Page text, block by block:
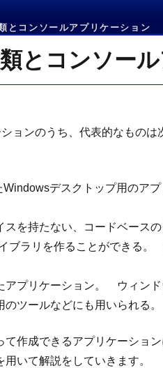
とコンソールアプリケーション
とコンソー
ョンのうち、代表的なものは
デスクトップ用のア
スを持たない、コードベース
ブラリを作ることができる
アプリケーション。 ウィン
ツールなどにも用いられる。
て作成できるアプリケーショ
いて解説をしていきます。